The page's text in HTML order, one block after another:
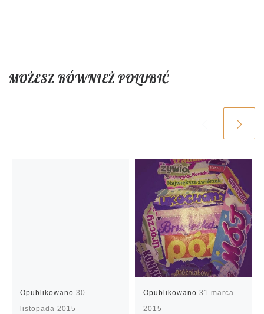
MOŻESZ RÓWNIEŻ POLUBIĆ
Opublikowano30
listopada 2015
Opublikowano31 marca
2015